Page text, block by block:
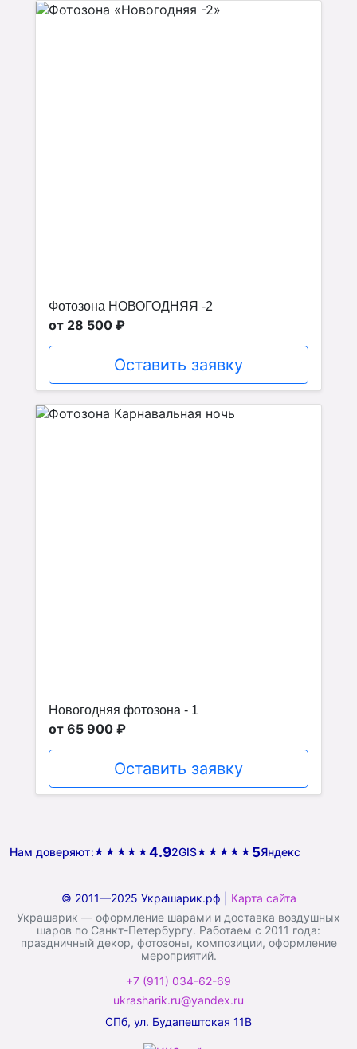
Фотозона НОВОГОДНЯЯ -2
от 28 500 ₽
Оставить заявку
Новогодняя фотозона - 1
от 65 900 ₽
Оставить заявку
Нам доверяют:★★★★★ 4.92GIS★★★★★ 5Яндекс
© 2011—2025 Украшарик.рф | Карта сайта
Украшарик — оформление шарами и доставка воздушных
шаров по Санкт-Петербургу. Работаем с 2011 года:
праздничный декор, фотозоны, композиции, оформление
мероприятий.
+7 (911) 034-62-69
ukrasharik.ru@yandex.ru
СПб, ул. Будапештская 11В